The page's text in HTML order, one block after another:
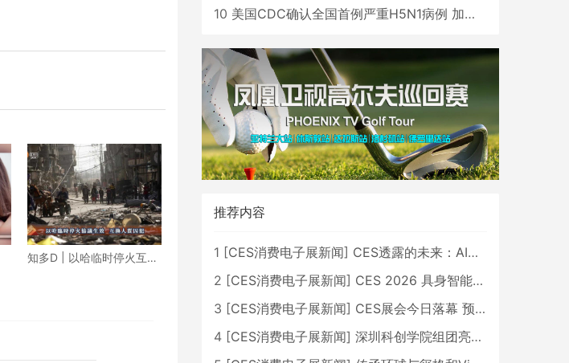
知多D | 以哈临时停火互换
10 美国CDC确认全国首例严重H5N1病例 加州进入紧急状态
推荐内容
1 [CES消费电子展新闻] CES透露的未来：AI、机器人与智能生活大爆发
2 [CES消费电子展新闻] CES 2026 具身智能与创新领域 中国公司大放异彩
3 [CES消费电子展新闻] CES展会今日落幕 预计2026行业收入将超五千亿美元
4 [CES消费电子展新闻] 深圳科创学院组团亮相CES 广受好评